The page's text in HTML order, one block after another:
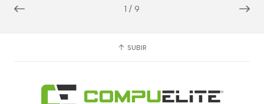
1 / 9
SUBIR